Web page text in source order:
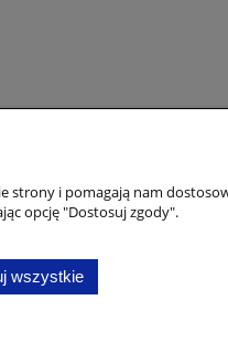
Formy płatności
Czas i koszty
strony i pomagają nam
opcję "Dostosuj zgody".
wszystkie